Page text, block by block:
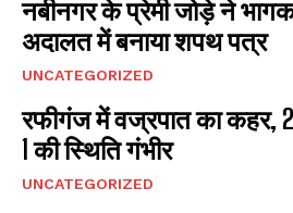
I WANT IN
I've read and accept the
नबीनगर के प्रेमी जोड़े ने
अदालत में बनाया शपथ पत्र
UNCATEGORIZED
रफीगंज में वज्रपात का कहर,
1 की स्थिति गंभीर
UNCATEGORIZED